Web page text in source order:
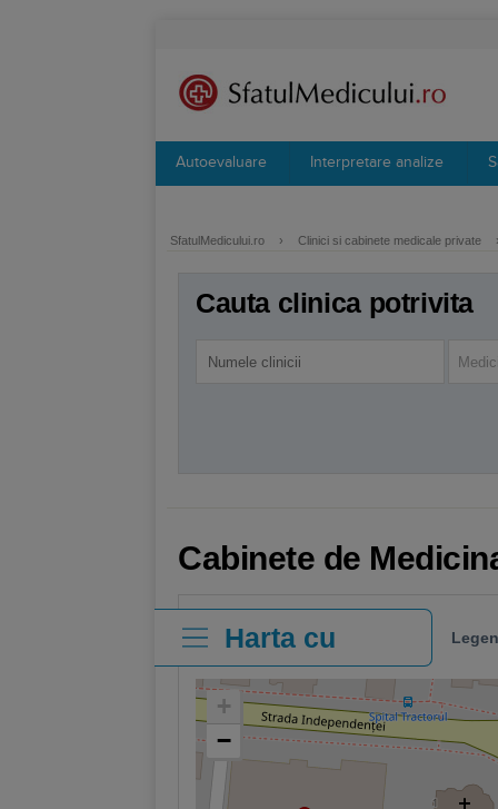
Autoevaluare Interpretare analize
SfatulMedicului.ro › Clinici si cabinete medicale private
Cauta clinica potrivita
Cabinete de
Harta cu
clinici
+
−